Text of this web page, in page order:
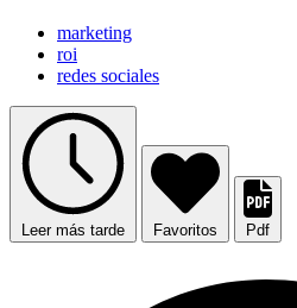
marketing
roi
redes sociales
Leer más tarde Favoritos Pdf